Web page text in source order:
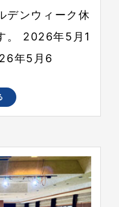
デンウィーク休
。 2026年5月1
年5月6